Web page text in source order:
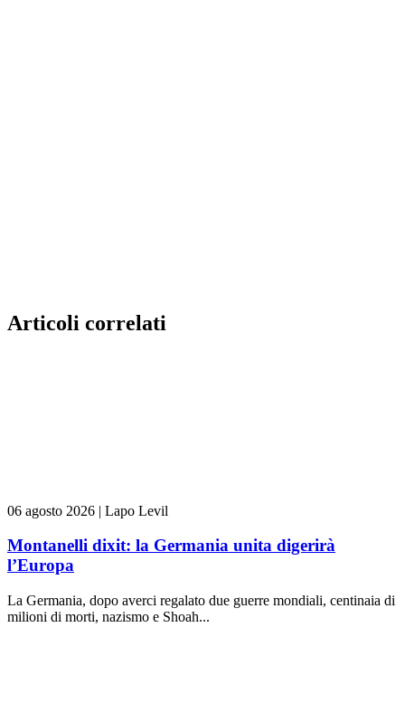
Articoli correlati
06 agosto 2026 | Lapo Levil
Montanelli dixit: la Germania unita digerirà
l’Europa
La Germania, dopo averci regalato due guerre mondiali, centinaia di
milioni di morti, nazismo e Shoah...